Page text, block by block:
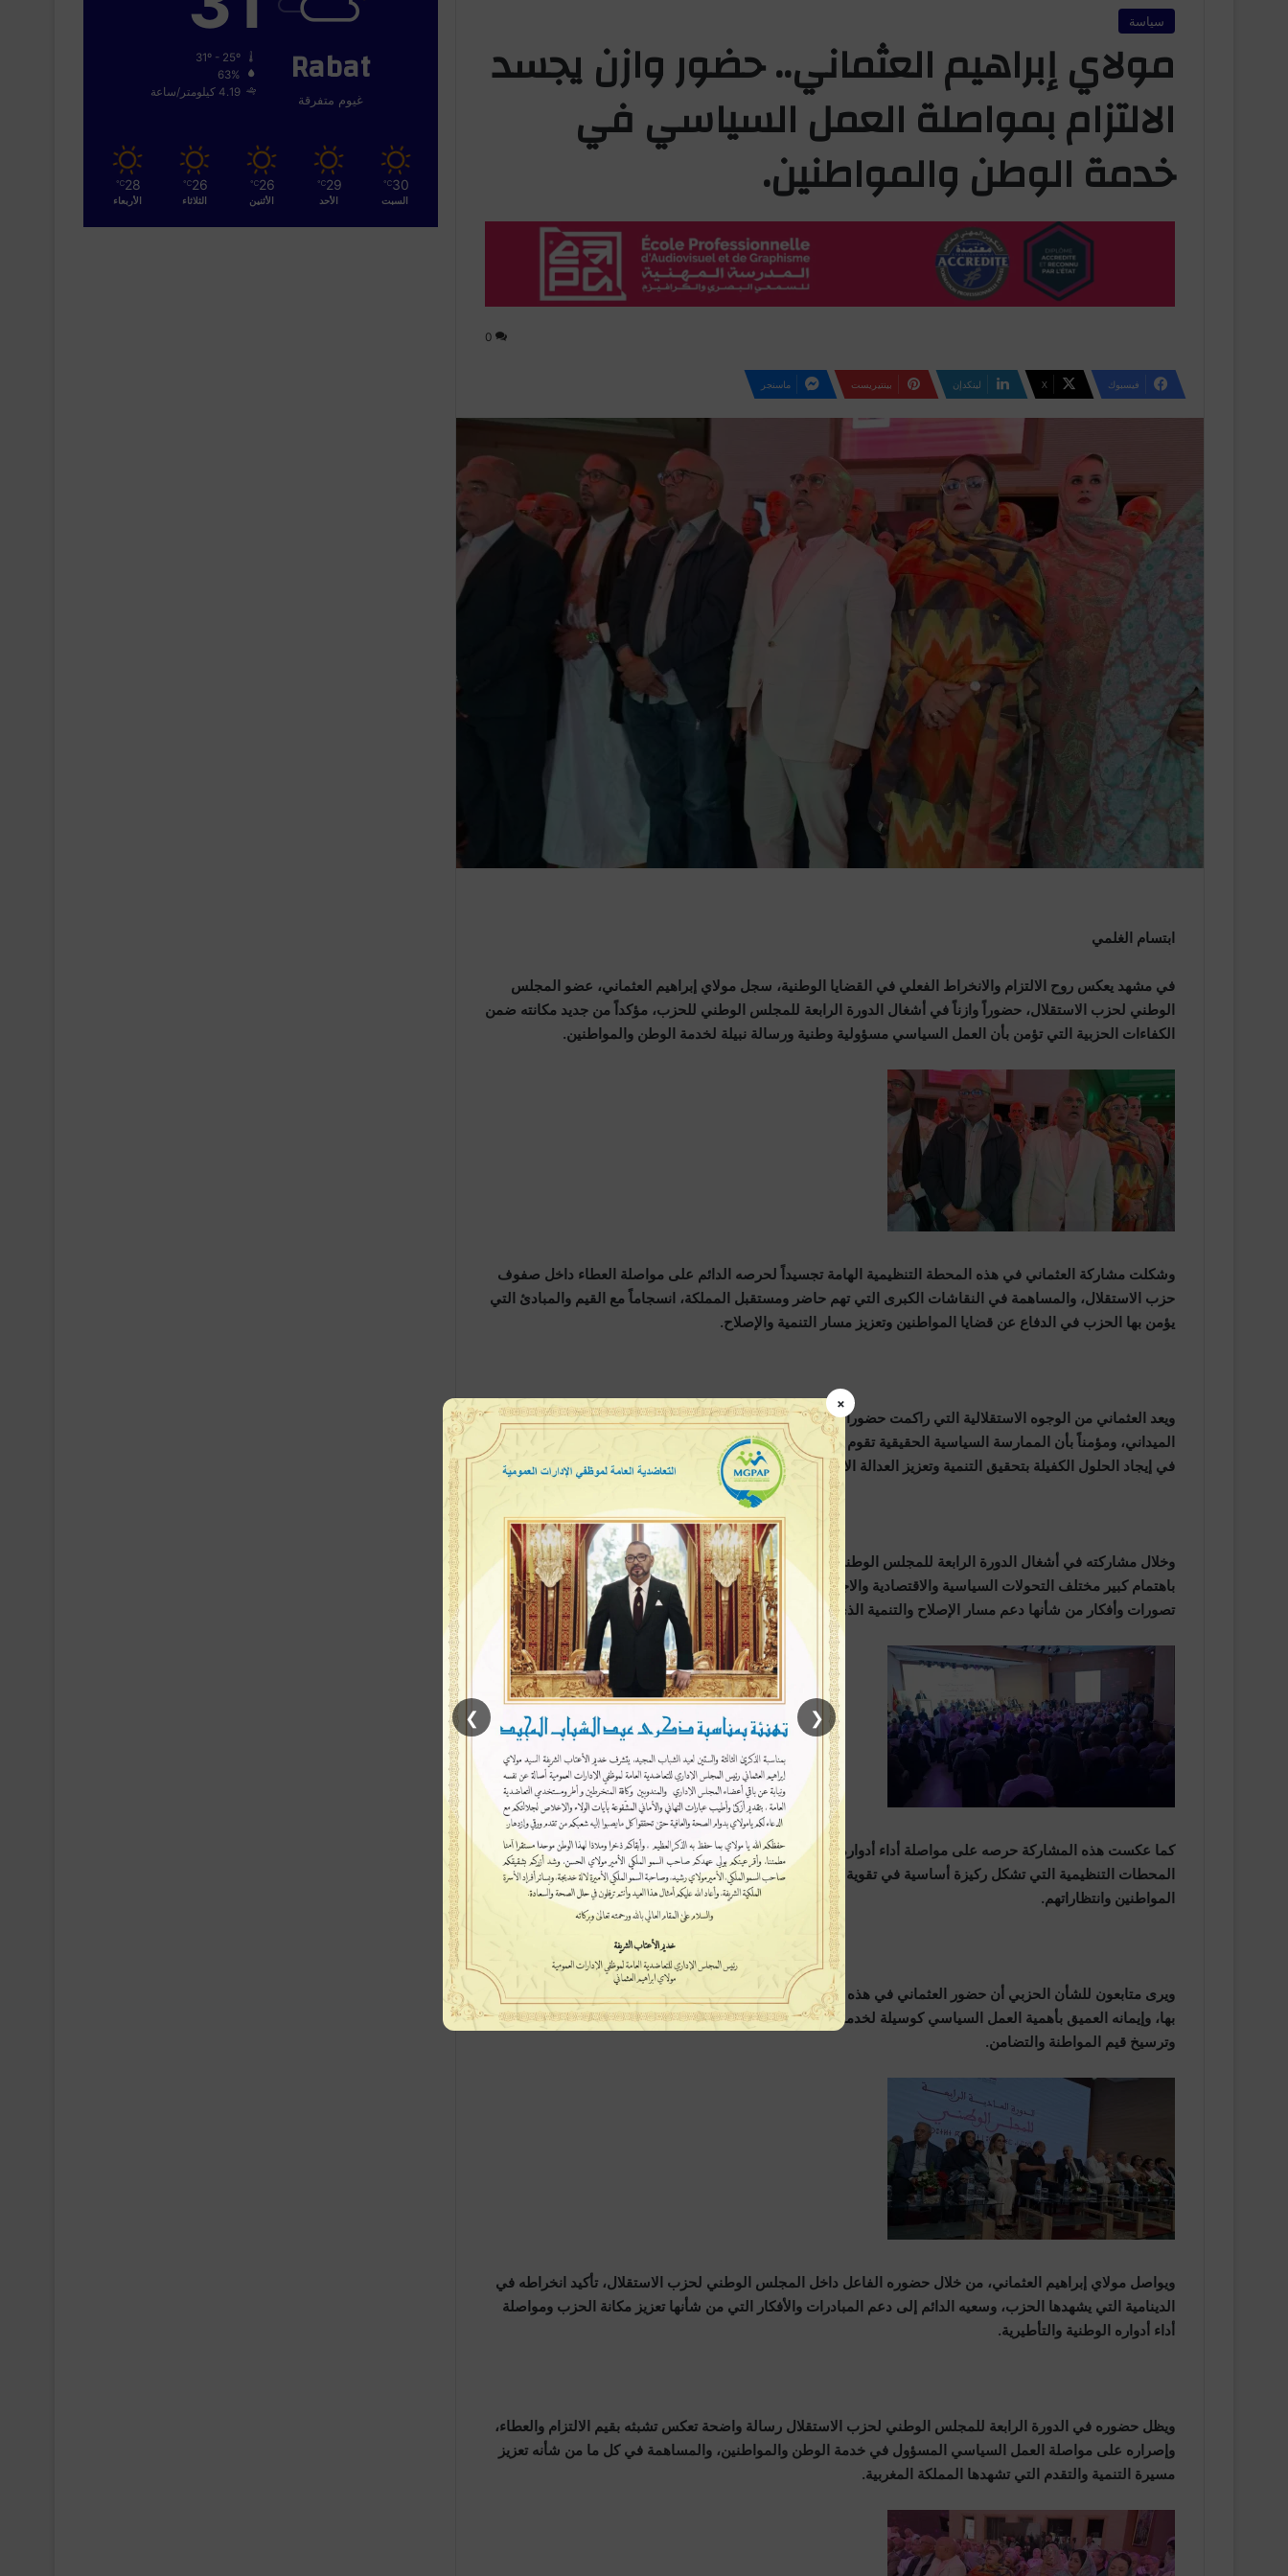
سياسة
مولاي إبراهيم العثماني.. حضور وازن يجسد
الالتزام بمواصلة العمل السياسي في
خدمة الوطن والمواطنين.
0
فيسبوك ‫X لينكدإن بينتيريست ماسنجر
ابتسام الغلمي
في مشهد يعكس روح الالتزام والانخراط الفعلي في القضايا الوطنية، سجل مولاي إبراهيم العثماني، عضو المجلس
الوطني لحزب الاستقلال، حضوراً وازناً في أشغال الدورة الرابعة للمجلس الوطني للحزب، مؤكداً من جديد مكانته ضمن
الكفاءات الحزبية التي تؤمن بأن العمل السياسي مسؤولية وطنية ورسالة نبيلة لخدمة الوطن والمواطنين.
وشكلت مشاركة العثماني في هذه المحطة التنظيمية الهامة تجسيداً لحرصه الدائم على مواصلة العطاء داخل صفوف
حزب الاستقلال، والمساهمة في النقاشات الكبرى التي تهم حاضر ومستقبل المملكة، انسجاماً مع القيم والمبادئ التي
يؤمن بها الحزب في الدفاع عن قضايا المواطنين وتعزيز مسار التنمية والإصلاح.
ويعد العثماني من الوجوه الاستقلالية التي راكمت حضوراً وازناً داخل هياكل الحزب، حيث ظل وفياً لقيم النضال والعمل
الميداني، ومؤمناً بأن الممارسة السياسية الحقيقية تقوم على القرب من المواطنين والإنصات لانشغالاتهم والمساهمة
في إيجاد الحلول الكفيلة بتحقيق التنمية وتعزيز العدالة الاجتماعية.
وخلال مشاركته في أشغال الدورة الرابعة للمجلس الوطني، برز مولاي إبراهيم العثماني كأحد الأطر الحزبية التي تواكب
باهتمام كبير مختلف التحولات السياسية والاقتصادية والاجتماعية التي تعرفها المملكة، وتسعى إلى الإسهام في بلورة
تصورات وأفكار من شأنها دعم مسار الإصلاح والتنمية الذي تنخرط فيه بلادنا.
كما عكست هذه المشاركة حرصه على مواصلة أداء أدواره داخل المؤسسة الحزبية، والمساهمة في إنجاح مختلف
المحطات التنظيمية التي تشكل ركيزة أساسية في تقوية حضور حزب الاستقلال وتطوير أدائه بما يستجيب لتطلعات
المواطنين وانتظاراتهم.
ويرى متابعون للشأن الحزبي أن حضور العثماني في هذه المحطة التنظيمية الهامة يجسد روح المسؤولية التي يتحلى
بها، وإيمانه العميق بأهمية العمل السياسي كوسيلة لخدمة الصالح العام والمساهمة في تعزيز البناء الديمقراطي
وترسيخ قيم المواطنة والتضامن.
ويواصل مولاي إبراهيم العثماني، من خلال حضوره الفاعل داخل المجلس الوطني لحزب الاستقلال، تأكيد انخراطه في
الدينامية التي يشهدها الحزب، وسعيه الدائم إلى دعم المبادرات والأفكار التي من شأنها تعزيز مكانة الحزب ومواصلة
أداء أدواره الوطنية والتأطيرية.
ويظل حضوره في الدورة الرابعة للمجلس الوطني لحزب الاستقلال رسالة واضحة تعكس تشبثه بقيم الالتزام والعطاء،
وإصراره على مواصلة العمل السياسي المسؤول في خدمة الوطن والمواطنين، والمساهمة في كل ما من شأنه تعزيز
مسيرة التنمية والتقدم التي تشهدها المملكة المغربية.
Rabat
غيوم متفرقة
63%
4.19 كيلومتر/ساعة
30
℃
السبت
29
℃
الأحد
26
℃
الأثنين
26
℃
الثلاثاء
28
℃
الأربعاء
×
❮
❯